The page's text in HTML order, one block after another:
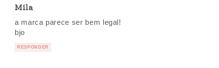
Mila
a marca parece ser bem legal!
bjo
RESPONDER